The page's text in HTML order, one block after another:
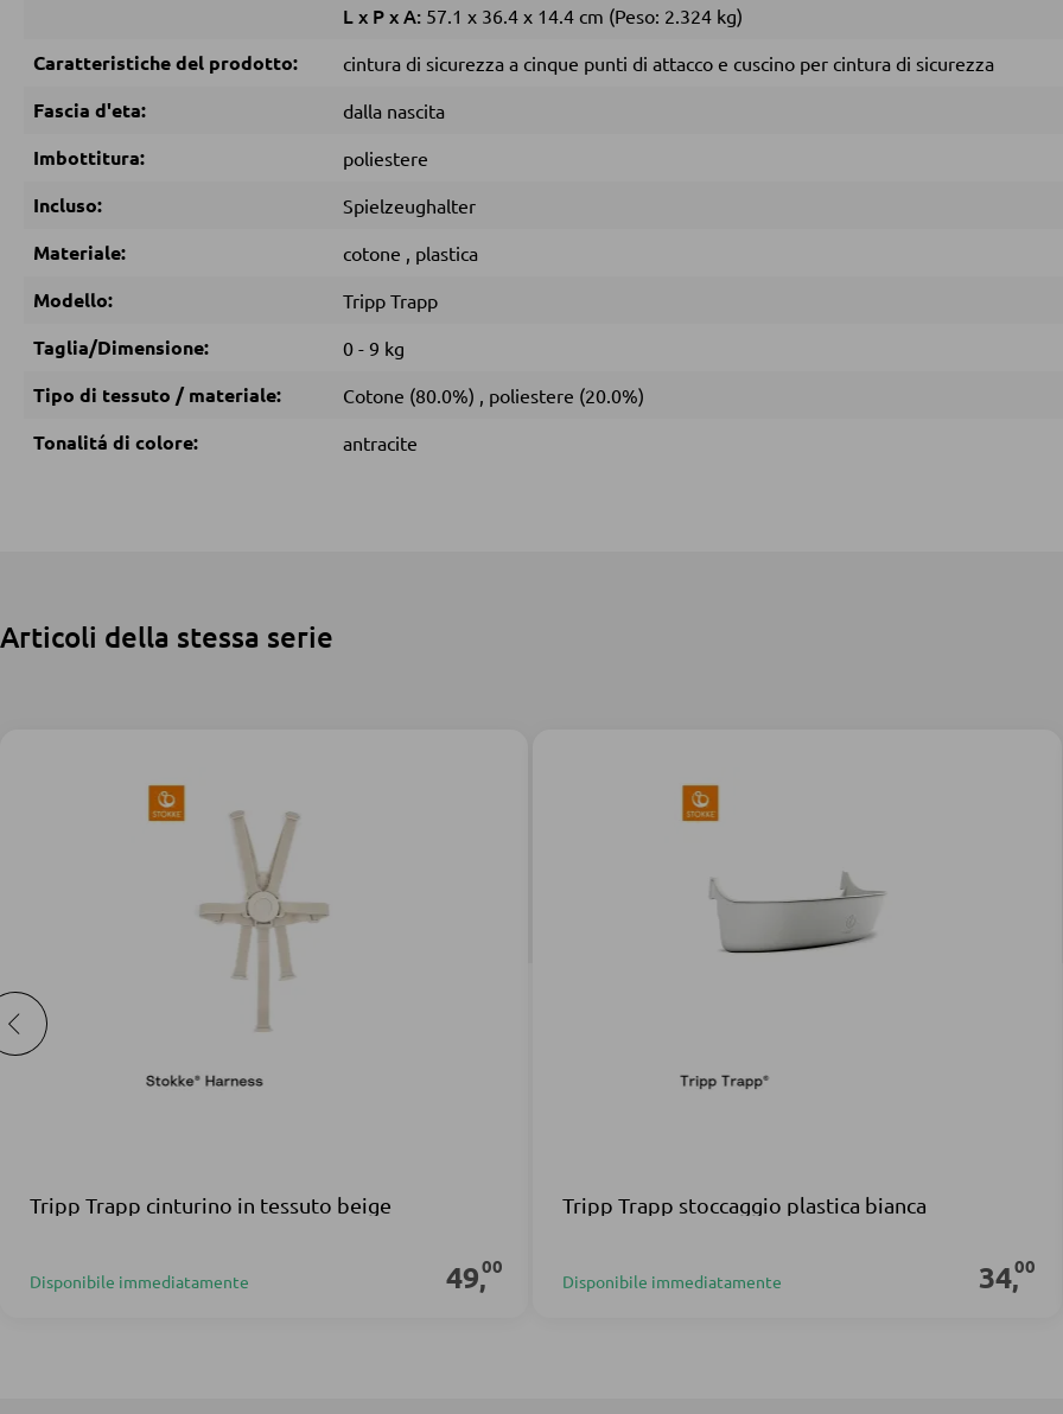
Lx PxA: 57.1 x 36.4 x 14.4 cm (Peso: 2.324 kg)
Caratteristiche del prodotto: cintura di sicurezza a cinque punti di attacco e cuscino per cintura di sicurezza
Fascia d'eta: dalla nascita
Imbottitura: poliestere
Incluso: Spielzeughalter
Materiale: cotone plastica
Modello: Tripp Trapp
Taglia/Dimensione: 0 - 9 kg
Tipo di tessuto / materiale: Cotone (80.0%) poliestere (20.0%)
Tonalitá di colore: antracite
Articoli della stessa serie
Tripp Trapp cinturino in tessuto beige
Disponibile immediatamente 49,00
Tripp Trapp stoccaggio plastica bianca
Disponibile immediatamente 34,00